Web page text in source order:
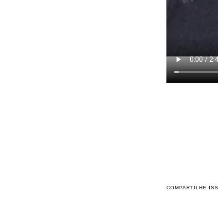
COMPARTILHE